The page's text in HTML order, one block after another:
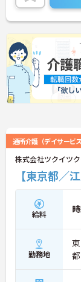
通所介護（デイサービス
株式会社ツクイツ
【東京都／
給料
勤務地